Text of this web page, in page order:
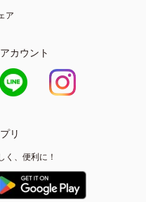
ア
カウント
リ
く、便利に！